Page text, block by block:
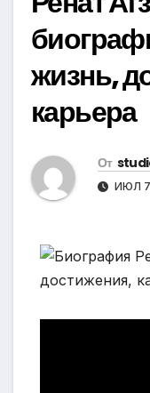
жизнь,
карьера
От
ИЮЛ